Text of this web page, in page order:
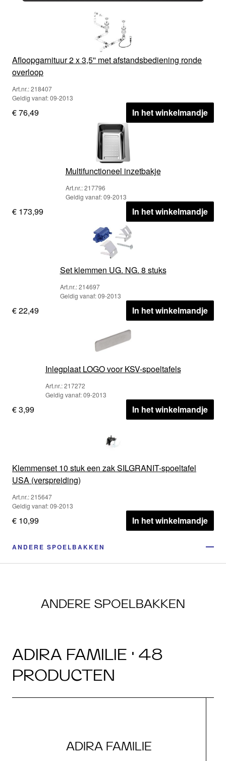
Afloopgarnituur 2 x 3,5'' met afstandsbediening ronde
overloop
Art.nr.: 218407
Geldig vanaf: 09-2013
€ 76,49 In het winkelmandje
Multifunctioneel inzetbakje
Art.nr.: 217796
Geldig vanaf: 09-2013
€ 173,99 In het winkelmandje
Set klemmen UG. NG. 8 stuks
Art.nr.: 214697
Geldig vanaf: 09-2013
€ 22,49 In het winkelmandje
Inlegplaat LOGO voor KSV-spoeltafels
Art.nr.: 217272
Geldig vanaf: 09-2013
€ 3,99 In het winkelmandje
Klemmenset 10 stuk een zak SILGRANIT-spoeltafel
USA (verspreiding)
Art.nr.: 215647
Geldig vanaf: 09-2013
€ 10,99 In het winkelmandje
ANDERE SPOELBAKKEN
ANDERE SPOELBAKKEN
ADIRA FAMILIE · 48
PRODUCTEN
ADIRA FAMILIE